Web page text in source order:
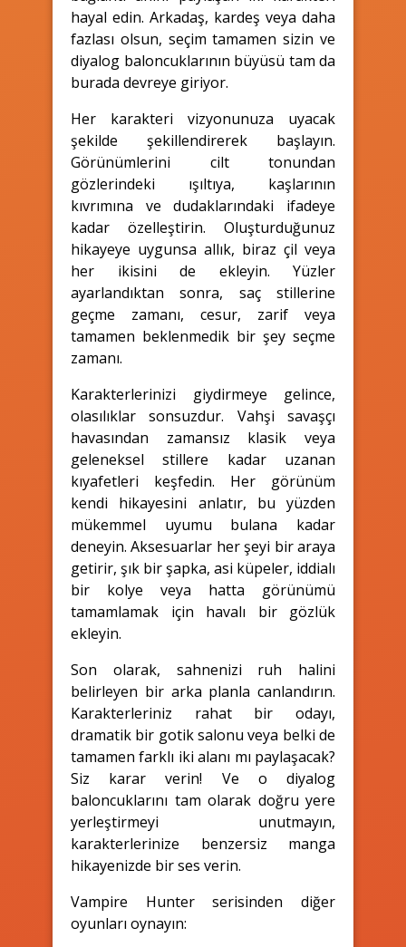
hayal edin. Arkadaş, kardeş veya daha
fazlası olsun, seçim tamamen sizin ve
diyalog baloncuklarının büyüsü tam da
burada devreye giriyor.
Her karakteri vizyonunuza uyacak
şekilde şekillendirerek başlayın.
Görünümlerini cilt tonundan
gözlerindeki ışıltıya, kaşlarının
kıvrımına ve dudaklarındaki ifadeye
kadar özelleştirin. Oluşturduğunuz
hikayeye uygunsa allık, biraz çil veya
her ikisini de ekleyin. Yüzler
ayarlandıktan sonra, saç stillerine
geçme zamanı, cesur, zarif veya
tamamen beklenmedik bir şey seçme
zamanı.
Karakterlerinizi giydirmeye gelince,
olasılıklar sonsuzdur. Vahşi savaşçı
havasından zamansız klasik veya
geleneksel stillere kadar uzanan
kıyafetleri keşfedin. Her görünüm
kendi hikayesini anlatır, bu yüzden
mükemmel uyumu bulana kadar
deneyin. Aksesuarlar her şeyi bir araya
getirir, şık bir şapka, asi küpeler, iddialı
bir kolye veya hatta görünümü
tamamlamak için havalı bir gözlük
ekleyin.
Son olarak, sahnenizi ruh halini
belirleyen bir arka planla canlandırın.
Karakterleriniz rahat bir odayı,
dramatik bir gotik salonu veya belki de
tamamen farklı iki alanı mı paylaşacak?
Siz karar verin! Ve o diyalog
baloncuklarını tam olarak doğru yere
yerleştirmeyi unutmayın,
karakterlerinize benzersiz manga
hikayenizde bir ses verin.
Vampire Hunter serisinden diğer
oyunları oynayın: